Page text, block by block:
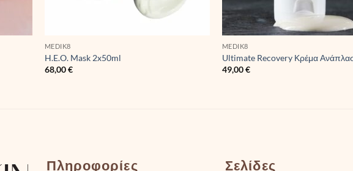
MEDIK8
H.E.O. Mask 2x50ml
68,00€
MEDIK8
Ultimate Recovery Κρέμα
49,00€
Πληροφορίες Σελίδες